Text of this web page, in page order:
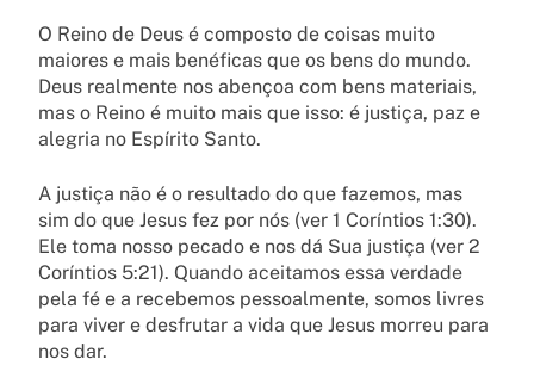
O Reino de Deus é composto de coisas muito
maiores e mais benéficas que os bens do mundo.
Deus realmente nos abençoa com bens materiais,
mas o Reino é muito mais que isso: é justiça, paz e
alegria no Espírito Santo.
A justiça não é o resultado do que fazemos, mas
sim do que Jesus fez por nós (ver 1 Coríntios 1:30).
Ele toma nosso pecado e nos dá Sua justiça (ver 2
Coríntios 5:21). Quando aceitamos essa verdade
pela fé e a recebemos pessoalmente, somos livres
para viver e desfrutar a vida que Jesus morreu para
nos dar.